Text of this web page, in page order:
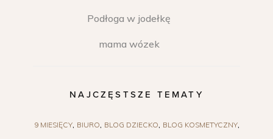
Podłoga w jodełkę
mama wózek
NAJCZĘSTSZE TEMATY
9 MIESIĘCY BIURO BLOG DZIECKO BLOG KOSMETYCZNY